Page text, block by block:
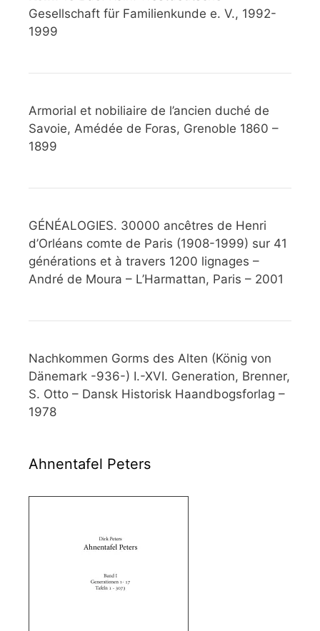
Gesellschaft für Familienkunde e. V., 1992-
1999
Armorial et nobiliaire de l’ancien duché de
Savoie, Amédée de Foras, Grenoble 1860 –
1899
GÉNÉALOGIES. 30000 ancêtres de Henri
d’Orléans comte de Paris (1908-1999) sur 41
générations et à travers 1200 lignages –
André de Moura – L’Harmattan, Paris – 2001
Nachkommen Gorms des Alten (König von
Dänemark -936-) I.-XVI. Generation, Brenner,
S. Otto – Dansk Historisk Haandbogsforlag –
1978
Ahnentafel Peters